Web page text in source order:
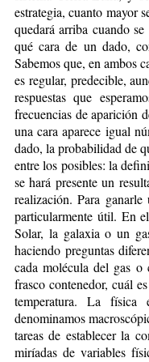
estrategia, cuanto mayor
quedará arriba cuando
qué cara de un dado,
Sabemos que, en ambos
es regular, predecible,
respuestas que
frecuencias de aparición
una cara aparece igual
dado, la probabilidad de
entre los posibles: la
se hará presente un
realización. Para
particularmente útil. En
Solar, la galaxia o un
haciendo preguntas
cada molécula del gas o
frasco contenedor, cuál
temperatura. La física
denominamos
tareas de establecer la
miríadas de variables